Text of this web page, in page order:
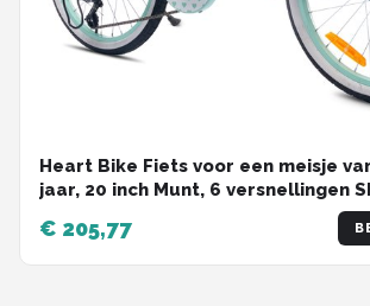
Heart Bike Fiets voor een meisje
jaar, 20 inch Munt, 6 versnellingen
kinderfiets in hoogte verstelbaar
€ 205,77